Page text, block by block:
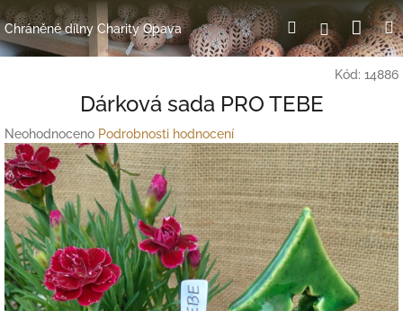
Přejít
na
obsah
Chráněné dílny Charity Opava HledatPřihlášení
Kód: 14886
Dárková sada PRO TEBE
Průměrné
hodnocení
produktu
je
0,0
z
5
hvězdiček.
Neohodnoceno Podrobnosti hodnocení